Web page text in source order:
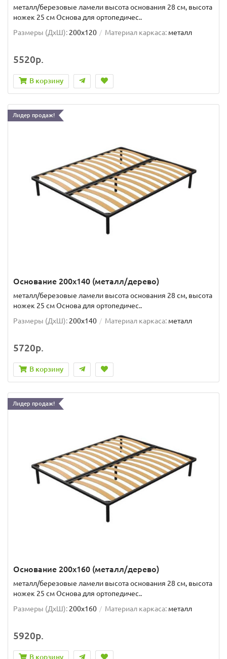
металл/березовые ламели высота основания 28 см, высота
ножек 25 см Основа для ортопедичес..
Размеры (ДxШ): 200x120 Материал каркаса: металл
5520р.
В корзину
Лидер продаж!
Основание 200x140 (металл/дерево)
металл/березовые ламели высота основания 28 см, высота
ножек 25 см Основа для ортопедичес..
Размеры (ДxШ): 200x140 Материал каркаса: металл
5720р.
В корзину
Лидер продаж!
Основание 200x160 (металл/дерево)
металл/березовые ламели высота основания 28 см, высота
ножек 25 см Основа для ортопедичес..
Размеры (ДxШ): 200x160 Материал каркаса: металл
5920р.
В корзину